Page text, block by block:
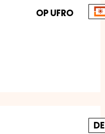
OP UFRO
DE